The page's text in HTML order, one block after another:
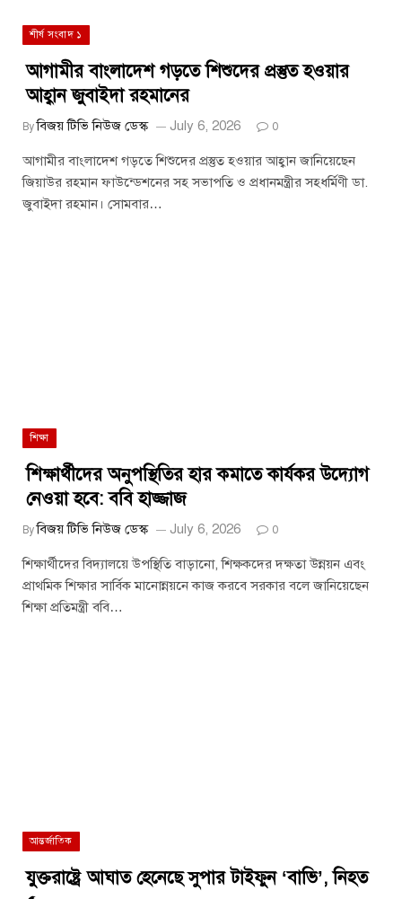
শীর্ষ সংবাদ ১
আগামীর বাংলাদেশ গড়তে শিশুদের প্রস্তুত হওয়ার
আহ্বান জুবাইদা রহমানের
By বিজয় টিভি নিউজ ডেস্ক July 6, 2026 0
আগামীর বাংলাদেশ গড়তে শিশুদের প্রস্তুত হওয়ার আহ্বান জানিয়েছেন
জিয়াউর রহমান ফাউন্ডেশনের সহ সভাপতি ও প্রধানমন্ত্রীর সহধর্মিণী ডা.
জুবাইদা রহমান। সোমবার…
শিক্ষা
শিক্ষার্থীদের অনুপস্থিতির হার কমাতে কার্যকর উদ্যোগ
নেওয়া হবে: ববি হাজ্জাজ
By বিজয় টিভি নিউজ ডেস্ক July 6, 2026 0
শিক্ষার্থীদের বিদ্যালয়ে উপস্থিতি বাড়ানো, শিক্ষকদের দক্ষতা উন্নয়ন এবং
প্রাথমিক শিক্ষার সার্বিক মানোন্নয়নে কাজ করবে সরকার বলে জানিয়েছেন
শিক্ষা প্রতিমন্ত্রী ববি…
আন্তর্জাতিক
যুক্তরাষ্ট্রে আঘাত হেনেছে সুপার টাইফুন ‘বাভি’, নিহত